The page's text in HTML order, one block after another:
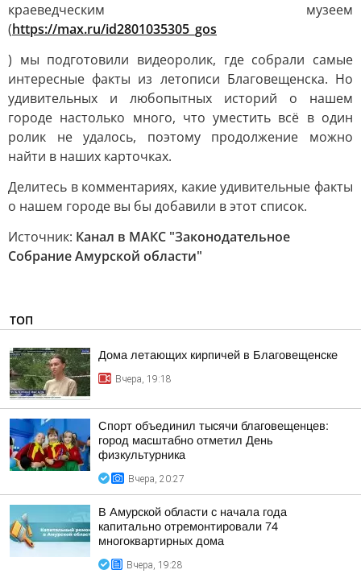
краеведческим музеем
(https://max.ru/id2801035305_gos
) мы подготовили видеоролик, где собрали самые
интересные факты из летописи Благовещенска. Но
удивительных и любопытных историй о нашем
городе настолько много, что уместить всё в один
ролик не удалось, поэтому продолжение можно
найти в наших карточках.
Делитесь в комментариях, какие удивительные факты
о нашем городе вы бы добавили в этот список.
Источник: Канал в МАКС "Законодательное
Собрание Амурской области"
ТОП
Дома летающих кирпичей в Благовещенске
Вчера, 19:18
Спорт объединил тысячи благовещенцев:
город масштабно отметил День
физкультурника
Вчера, 20:27
В Амурской области с начала года
капитально отремонтировали 74
многоквартирных дома
Вчера, 19:28